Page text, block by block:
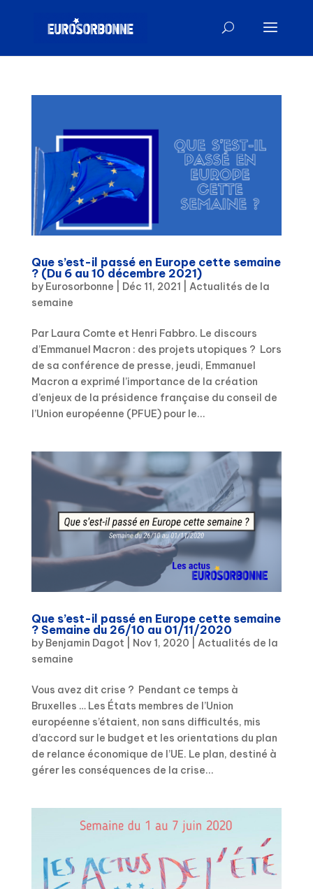
Que s’est-il passé en Europe cette semaine
? (Du 6 au 10 décembre 2021)
by Eurosorbonne Déc 11, 2021
Actualités de la
semaine
Par Laura Comte et Henri Fabbro. Le discours
d’Emmanuel Macron : des projets utopiques ? Lors
de sa conférence de presse, jeudi, Emmanuel
Macron a exprimé l’importance de la création
d’enjeux de la présidence française du conseil de
l’Union européenne (PFUE) pour le...
Que s’est-il passé en Europe cette semaine
? Semaine du 26/10 au 01/11/2020
by Benjamin Dagot Nov 1, 2020
Actualités de la
semaine
Vous avez dit crise ? Pendant ce temps à
Bruxelles … Les États membres de l’Union
européenne s’étaient, non sans difficultés, mis
d’accord sur le budget et les orientations du plan
de relance économique de l’UE. Le plan, destiné à
gérer les conséquences de la crise...